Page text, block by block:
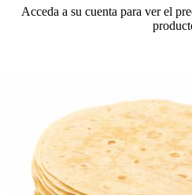
Acceda a su cuenta para ver el